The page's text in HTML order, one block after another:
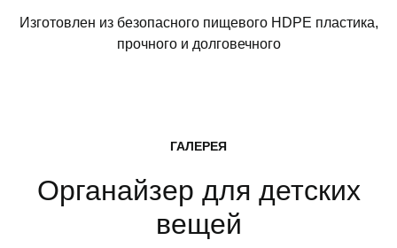
Изготовлен из безопасного пищевого HDPE пластика,
прочного и долговечного
ГАЛЕРЕЯ
Органайзер для детских
вещей